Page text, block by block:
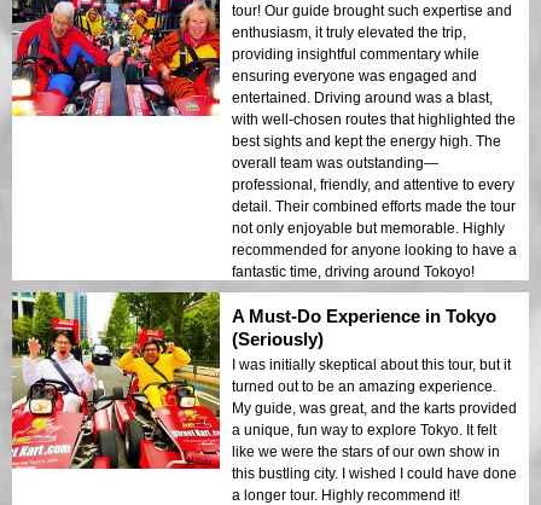
tour! Our guide brought such expertise and
enthusiasm, it truly elevated the trip,
providing insightful commentary while
ensuring everyone was engaged and
entertained. Driving around was a blast,
with well-chosen routes that highlighted the
best sights and kept the energy high. The
overall team was outstanding—
professional, friendly, and attentive to every
detail. Their combined efforts made the tour
not only enjoyable but memorable. Highly
recommended for anyone looking to have a
fantastic time, driving around Tokoyo!
A Must-Do Experience in Tokyo
(Seriously)
I was initially skeptical about this tour, but it
turned out to be an amazing experience.
My guide, was great, and the karts provided
a unique, fun way to explore Tokyo. It felt
like we were the stars of our own show in
this bustling city. I wished I could have done
a longer tour. Highly recommend it!